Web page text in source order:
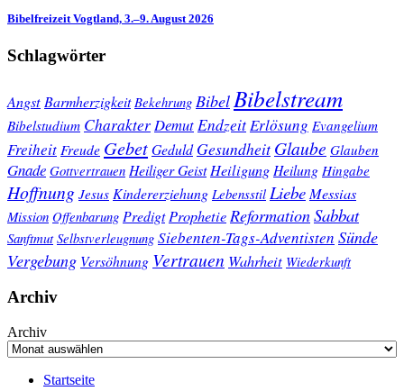
Bibelfreizeit Vogtland, 3.–9. August 2026
Schlagwörter
Angst Barmherzigkeit Bekehrung Bibel Bibelstream
Bibelstudium Charakter Demut EndzeitErlösung Evangelium
Freiheit Freude GebetGeduld Gesundheit Glaube Glauben
Gnade Gottvertrauen Heiliger Geist Heiligung Heilung Hingabe
Hoffnung Jesus Kindererziehung Lebensstil Liebe Messias
Mission Offenbarung Predigt Prophetie ReformationSabbat
Sanftmut Selbstverleugnung Siebenten-Tags-Adventisten Sünde
Vergebung Versöhnung Vertrauen Wahrheit Wiederkunft
Archiv
Archiv
Startseite